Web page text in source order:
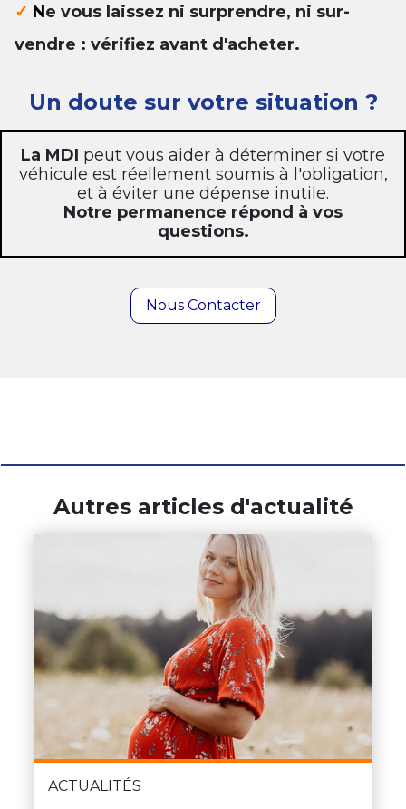
✓ Ne vous laissez ni surprendre, ni sur-
vendre : vérifiez avant d'acheter.
Un doute sur votre situation ?
La MDI peut vous aider à déterminer si votre
véhicule est réellement soumis à l'obligation,
et à éviter une dépense inutile.
Notre permanence répond à vos
questions.
Nous Contacter
Autres articles d'actualité
ACTUALITÉS